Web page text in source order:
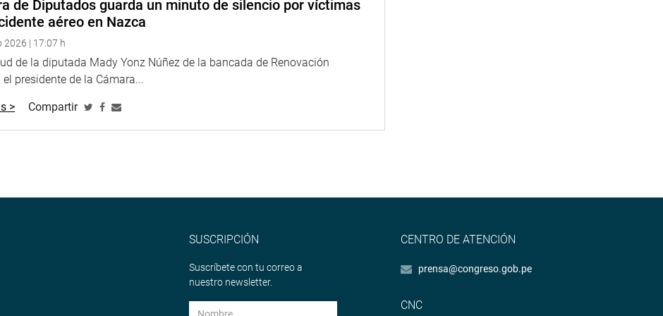
de Diputados guarda un minuto de silencio por víctimas
aéreo en Nazca
2026 | 17:07 h
de la diputada Mady Yonz Núñez de la bancada de Renovación
el presidente de la Cámara...
> Compartir
SUSCRIPCIÓN
Suscríbete con tu correo a
nuestro newsletter.
CENTRO DE ATENCIÓN
prensa@congreso.gob.pe
CNC